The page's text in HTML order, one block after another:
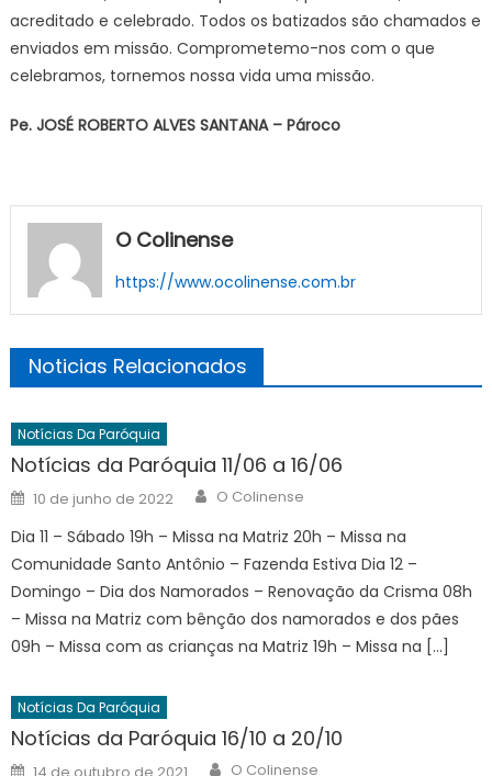
acreditado e celebrado. Todos os batizados são chamados e
enviados em missão. Comprometemo-nos com o que
celebramos, tornemos nossa vida uma missão.
Pe. JOSÉ ROBERTO ALVES SANTANA – Pároco
O Colinense
https://www.ocolinense.com.br
Noticias Relacionados
Notícias Da Paróquia
Notícias da Paróquia 11/06 a 16/06
Posted
on
10 de junho de 2022 Author
O Colinense
Dia 11 – Sábado 19h – Missa na Matriz 20h – Missa na
Comunidade Santo Antônio – Fazenda Estiva Dia 12 –
Domingo – Dia dos Namorados – Renovação da Crisma 08h
– Missa na Matriz com bênção dos namorados e dos pães
09h – Missa com as crianças na Matriz 19h – Missa na […]
Notícias Da Paróquia
Notícias da Paróquia 16/10 a 20/10
Posted
14 de outubro de 2021 Author
O Colinense